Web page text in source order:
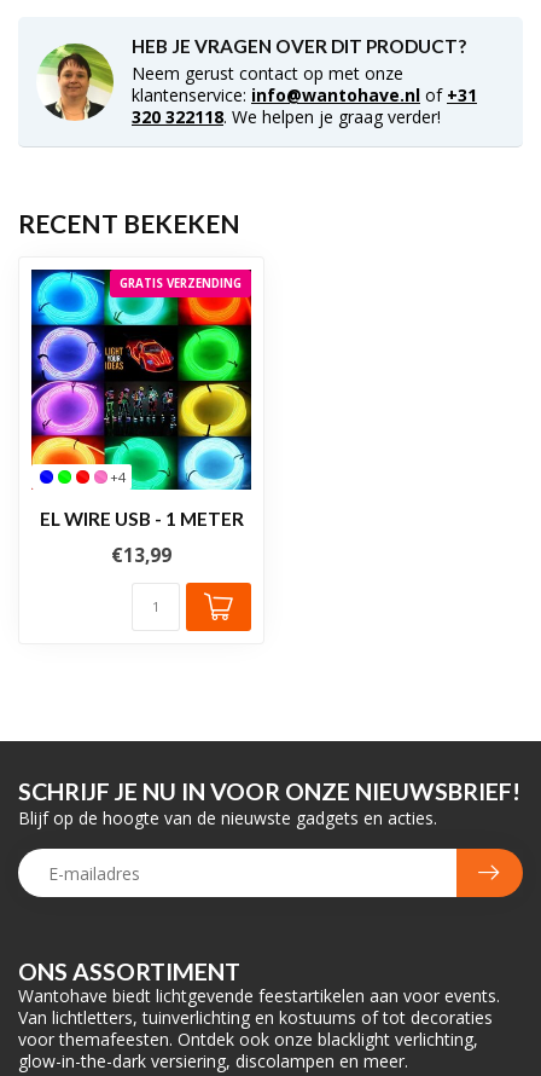
HEB JE VRAGEN OVER DIT PRODUCT?
Neem gerust contact op met onze
klantenservice: info@wantohave.nl of +31
320 322118. We helpen je graag verder!
RECENT BEKEKEN
GRATIS VERZENDING
+4
EL WIRE USB - 1 METER
€13,99
ONS ASSORTIMENT
Wantohave biedt lichtgevende feestartikelen aan voor events.
Van lichtletters, tuinverlichting en kostuums of tot decoraties
voor themafeesten. Ontdek ook onze blacklight verlichting,
glow-in-the-dark versiering, discolampen en meer.
SCHRIJF JE NU IN VOOR ONZE NIEUWSBRIEF!
Blijf op de hoogte van de nieuwste gadgets en acties.